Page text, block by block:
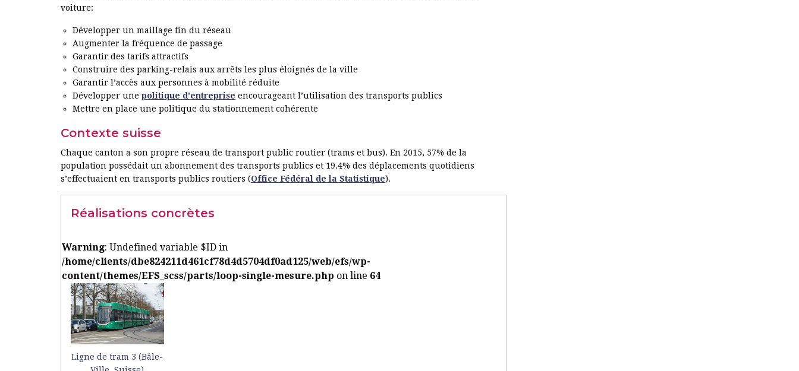
voiture:
Développer un maillage fin du réseau
Augmenter la fréquence de passage
Garantir des tarifs attractifs
Construire des parking-relais aux arrêts les plus éloignés de la ville
Garantir l’accès aux personnes à mobilité réduite
Développer une politique d’entreprise encourageant l’utilisation des transports publics
Mettre en place une politique du stationnement cohérente
Contexte suisse
Chaque canton a son propre réseau de transport public routier (trams et bus). En 2015, 57% de la
population possédait un abonnement des transports publics et 19.4% des déplacements quotidiens
s’effectuaient en transports publics routiers (Office Fédéral de la Statistique).
Réalisations concrètes
Warning: Undefined variable $ID in
/home/clients/dbe824211d461cf78d4d5704df0ad125/web/efs/wp-
content/themes/EFS_scss/parts/loop-single-mesure.php on line 64
Ligne de tram 3 (Bâle-